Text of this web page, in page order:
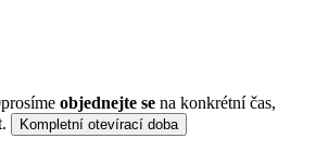
prosíme objednejte se na konkrétní čas,
Kompletní otevírací doba